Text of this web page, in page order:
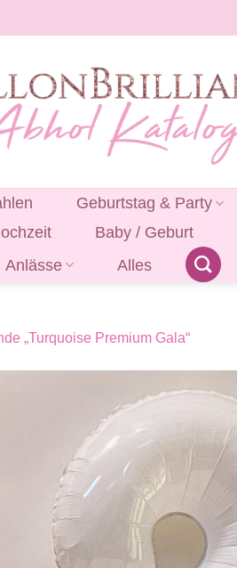
Geburtstag & Party
Baby / Geburt
Anlässe
Alles
„Turquoise Premium Gala“